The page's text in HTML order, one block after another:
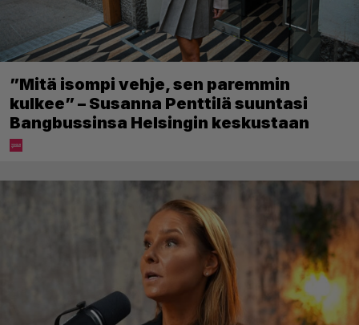
”Mitä isompi vehje, sen paremmin
kulkee” – Susanna Penttilä suuntasi
Bangbussinsa Helsingin keskustaan